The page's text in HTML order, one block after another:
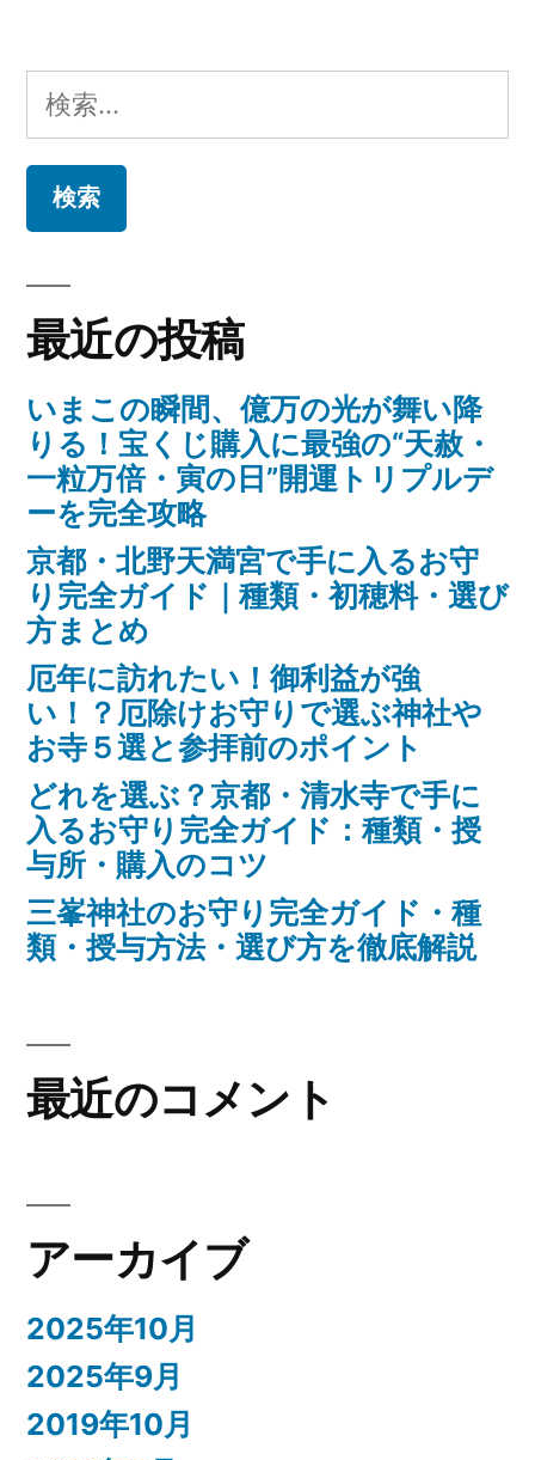
検
索:
最近の投稿
いまこの瞬間、億万の光が舞い降
りる！宝くじ購入に最強の“天赦・
一粒万倍・寅の日”開運トリプルデ
ーを完全攻略
京都・北野天満宮で手に入るお守
り完全ガイド｜種類・初穂料・選び
方まとめ
厄年に訪れたい！御利益が強
い！？厄除けお守りで選ぶ神社や
お寺５選と参拝前のポイント
どれを選ぶ？京都・清水寺で手に
入るお守り完全ガイド：種類・授
与所・購入のコツ
三峯神社のお守り完全ガイド・種
類・授与方法・選び方を徹底解説
最近のコメント
アーカイブ
2025年10月
2025年9月
2019年10月